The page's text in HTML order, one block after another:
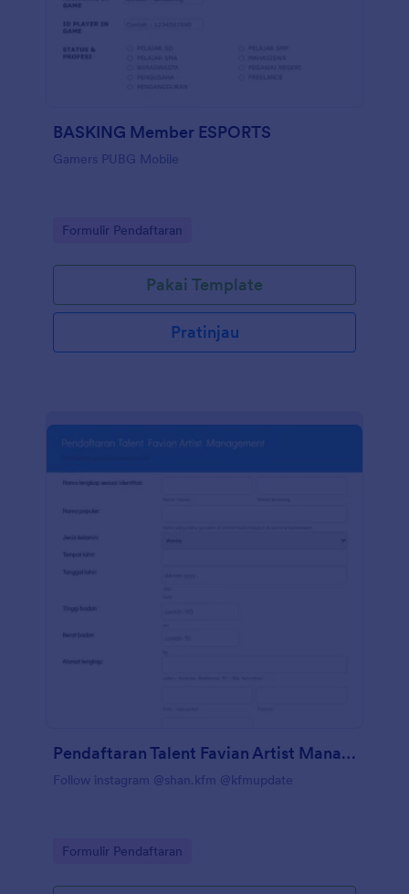
BASKING Member ESPORTS
Gamers PUBG Mobile
Go to Category:
Formulir Pendaftaran
Pakai Template
Pratinjau
Pendaftaran Talent Favian Artist Management
Follow instagram @shan.kfm @kfmupdate
Go to Category:
Formulir Pendaftaran